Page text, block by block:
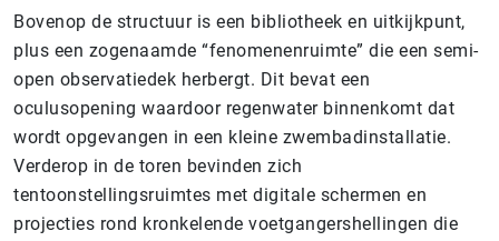
Bovenop de structuur is een bibliotheek en uitkijkpunt,
plus een zogenaamde “fenomenenruimte” die een semi-
open observatiedek herbergt. Dit bevat een
oculusopening waardoor regenwater binnenkomt dat
wordt opgevangen in een kleine zwembadinstallatie.
Verderop in de toren bevinden zich
tentoonstellingsruimtes met digitale schermen en
projecties rond kronkelende voetgangershellingen die